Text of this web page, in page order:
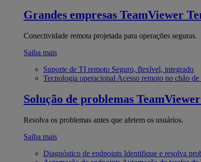
Grandes empresas TeamViewer
Conectividade remota projetada para operações seguras.
Saiba mais
Suporte de TI remoto Seguro, flexível, integrado
Tecnologia operacional Acesso remoto no chão de
Solução de problemas
Resolva os problemas antes que afetem os usuários.
Saiba mais
Diagnóstico de endpoints Identifique e resolva